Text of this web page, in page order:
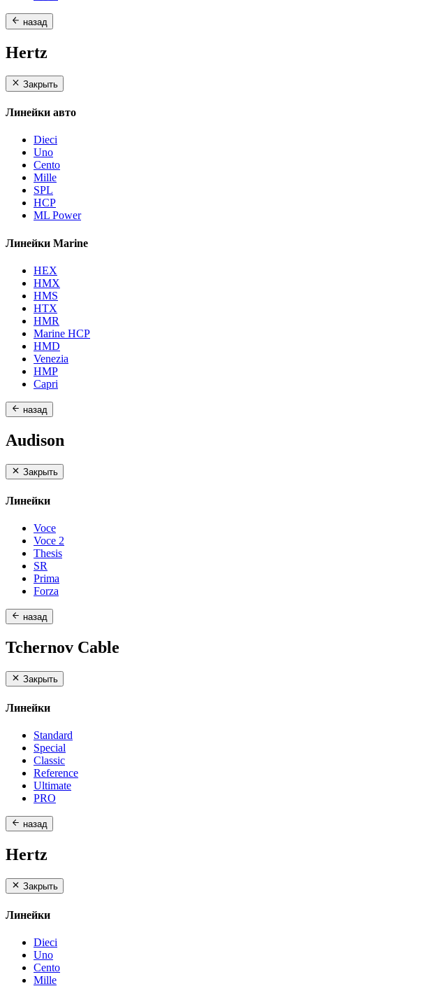
назад
Hertz
Закрыть
Линейки авто
Dieci
Uno
Cento
Mille
SPL
HCP
ML Power
Линейки Marine
HEX
HMX
HMS
HTX
HMR
Marine HCP
HMD
Venezia
HMP
Capri
назад
Audison
Закрыть
Линейки
Voce
Voce 2
Thesis
SR
Prima
Forza
назад
Tchernov Cable
Закрыть
Линейки
Standard
Special
Classic
Reference
Ultimate
PRO
назад
Hertz
Закрыть
Линейки
Dieci
Uno
Cento
Mille